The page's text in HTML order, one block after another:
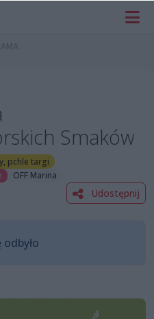
Smaków
pchle targi
OFF Marina
Udostępnij